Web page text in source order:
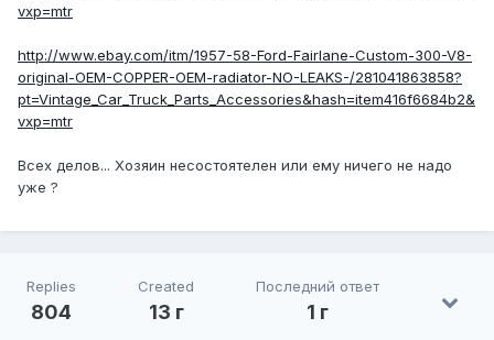
vxp=mtr
http://www.ebay.com/itm/1957-58-Ford-Fairlane-Custom-300-V8-
original-OEM-COPPER-OEM-radiator-NO-LEAKS-/281041863858?
pt=Vintage_Car_Truck_Parts_Accessories&hash=item416f6684b2&
vxp=mtr
Всех делов... Хозяин несостоятелен или ему ничего не надо
уже ?
Replies
804
Created
13 г
Последний ответ
1 г